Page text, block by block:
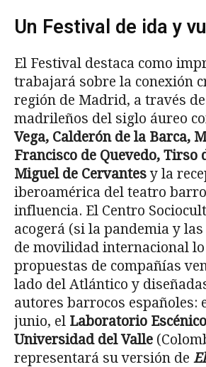
Un Festival de ida y
El Festival destaca como
trabajará sobre la conexión
región de Madrid, a través
madrileños del siglo áureo
Vega, Calderón de la Barca,
Francisco de Quevedo, Tirso
Miguel de Cervantesy la
iberoamérica del teatro
influencia. El Centro
acogerá (si la pandemia y
de movilidad internacional
propuestas de compañías
lado del Atlántico y
autores barrocos españoles:
junio, el Laboratorio
Universidad del Valle
representará su versión de